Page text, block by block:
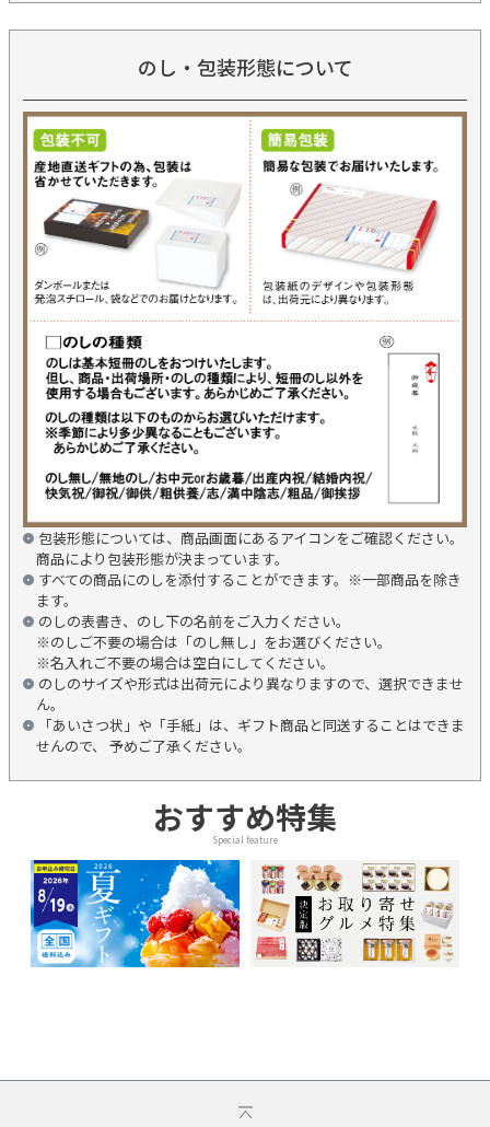
のし・包装形態について
包装形態については、商品画面にあるアイコンをご確認ください。
商品により包装形態が決まっています。
すべての商品にのしを添付することができます。※一部商品を除き
ます。
のしの表書き、のし下の名前をご入力ください。
※のしご不要の場合は「のし無し」をお選びください。
※名入れご不要の場合は空白にしてください。
のしのサイズや形式は出荷元により異なりますので、選択できませ
ん。
「あいさつ状」や「手紙」は、ギフト商品と同送することはできま
せんので、 予めご了承ください。
おすすめ特集
Special feature